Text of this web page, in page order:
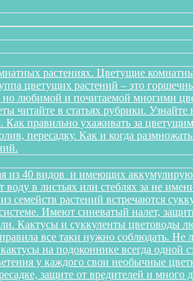
растениях. Цветущие
цветущих растений – это
любимой и почитаемой многими
в статьях рубрики. Узнайте
Как правильно ухаживать за
пересадку. Как и когда
из 40 видов и имеющих
воду в листьях или стеблях за не
семейств растений встречаются
Имеют синеватый налет,
Кактусы и суккуленты цветоводы
все таки нужно соблюдать. Не
на подоконнике всегда одной
у каждого свои необычные
защите от вредителей и